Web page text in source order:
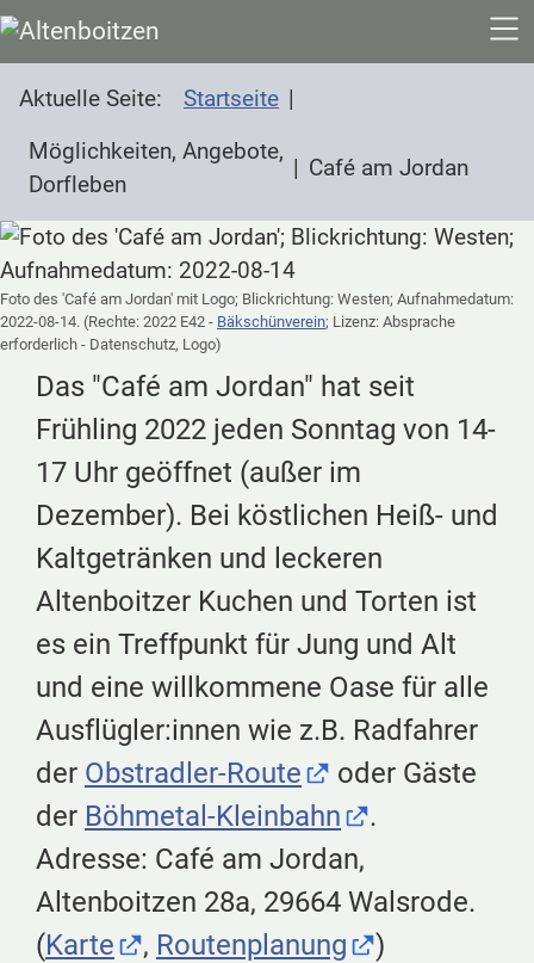
SKIP TO MAIN CONTENT
Aktuelle Seite:
Startseite
Möglichkeiten, Angebote,
Dorfleben
Café am Jordan
Foto des 'Café am Jordan' mit Logo; Blickrichtung: Westen; Aufnahmedatum:
2022-08-14. (Rechte: 2022 E42 - Bäkschünverein; Lizenz: Absprache
erforderlich - Datenschutz, Logo)
Das "Café am Jordan" hat seit
Frühling 2022 jeden Sonntag von 14-
17 Uhr geöffnet (außer im
Dezember). Bei köstlichen Heiß- und
Kaltgetränken und leckeren
Altenboitzer Kuchen und Torten ist
es ein Treffpunkt für Jung und Alt
und eine willkommene Oase für alle
Ausflügler:innen wie z.B. Radfahrer
der Obstradler-Route
oder Gäste
der Böhmetal-Kleinbahn
.
Adresse: Café am Jordan,
Altenboitzen 28a, 29664 Walsrode.
(Karte , Routenplanung
)